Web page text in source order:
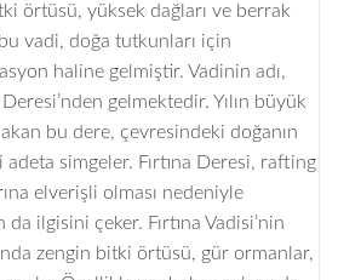
örtüsü, yüksek dağları ve berrak
vadi, doğa tutkunları için
haline gelmiştir. Vadinin adı,
gelmektedir. Yılın büyük
bu dere, çevresindeki doğanın
simgeler. Fırtına Deresi, rafting
elverişli olması nedeniyle
ilgisini çeker. Fırtına Vadisi’nin
zengin bitki örtüsü, gür ormanlar,